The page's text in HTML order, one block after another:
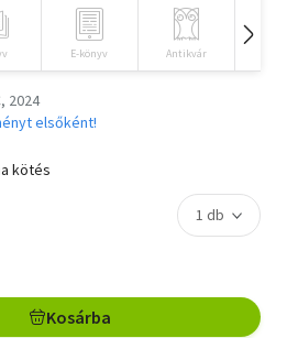
E-könyv Antikvár
2024
elsőként!
kötés
Kosárba